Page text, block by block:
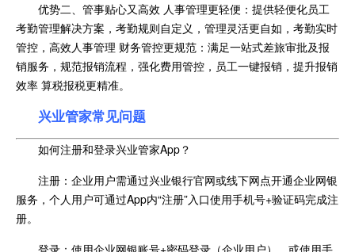
优势二、管事贴心又高效 人事管理更轻便：提供轻便化员工
考勤管理解决方案，考勤规则自定义，管理灵活更自如，考勤实时
管控，高效人事管理 财务管控更规范：满足一站式差旅审批及报
销服务，规范报销流程，强化费用管控，员工一键报销，提升报销
效率 算税报税更精准。
兴业管家常见问题
如何注册和登录兴业管家App？
注册：企业用户需通过兴业银行官网或线下网点开通企业网银
服务，个人用户可通过App内“注册”入口使用手机号+验证码完成注
册。
登录：使用企业网银账号+密码登录（企业用户），或使用手